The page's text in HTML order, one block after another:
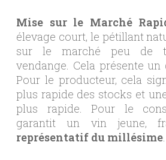
Mise sur le Marché
élevage court, le pétillant
sur le marché peu de
vendange. Cela présente un
Pour le producteur, cela
plus rapide des stocks et
plus rapide. Pour le
garantit un vin jeune,
représentatif du millésime.